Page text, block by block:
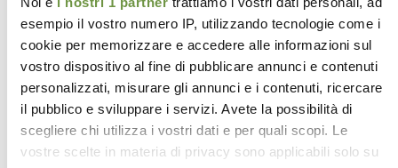
esempio il vostro numero IP, utilizzando tecnologie come i
cookie per memorizzare e accedere alle informazioni sul
vostro dispositivo al fine di pubblicare annunci e contenuti
personalizzati, misurare gli annunci e i contenuti, ricercare
il pubblico e sviluppare i servizi. Avete la possibilità di
scegliere chi utilizza i vostri dati e per quali scopi. Le
vostre scelte in materia di privacy sono applicabili solo su